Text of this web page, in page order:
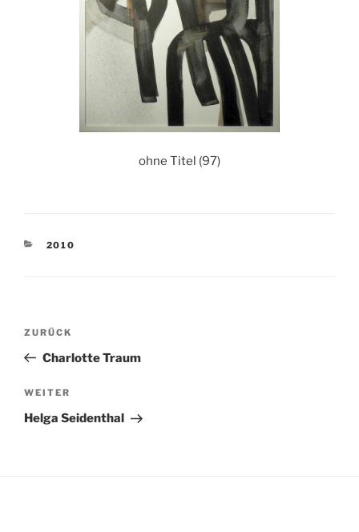
ohne Titel (97)
KATEGORIEN
2010
Beitragsnavigation
Vorheriger
Beitrag
ZURÜCK
Charlotte Traum
Nächster
Beitrag
WEITER
Helga Seidenthal